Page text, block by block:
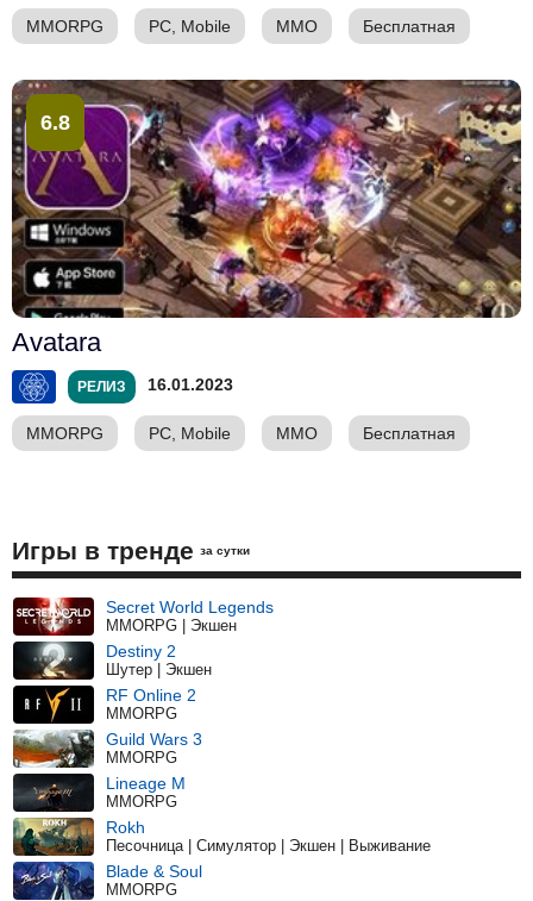
MMORPG PC, Mobile ММО Бесплатная
6.8
Avatara
РЕЛИЗ 16.01.2023
MMORPG PC, Mobile ММО Бесплатная
Игры в тренде за сутки
Secret World Legends
MMORPG | Экшен
Destiny 2
Шутер | Экшен
RF Online 2
MMORPG
Guild Wars 3
MMORPG
Lineage M
MMORPG
Rokh
Песочница | Симулятор | Экшен | Выживание
Blade & Soul
MMORPG